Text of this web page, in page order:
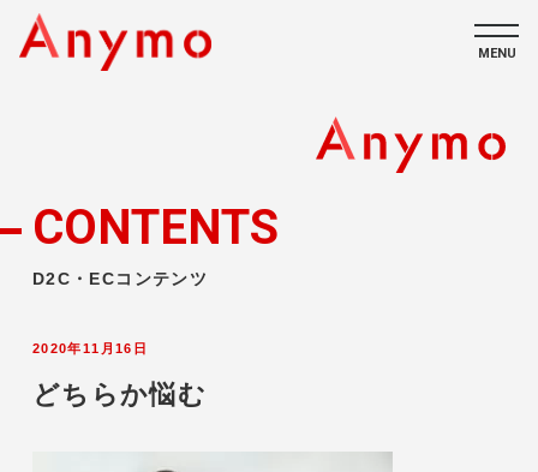
私たちについて
MENU
CONTENTS
D2C・ECコンテンツ
2020年11月16日
どちらか悩む